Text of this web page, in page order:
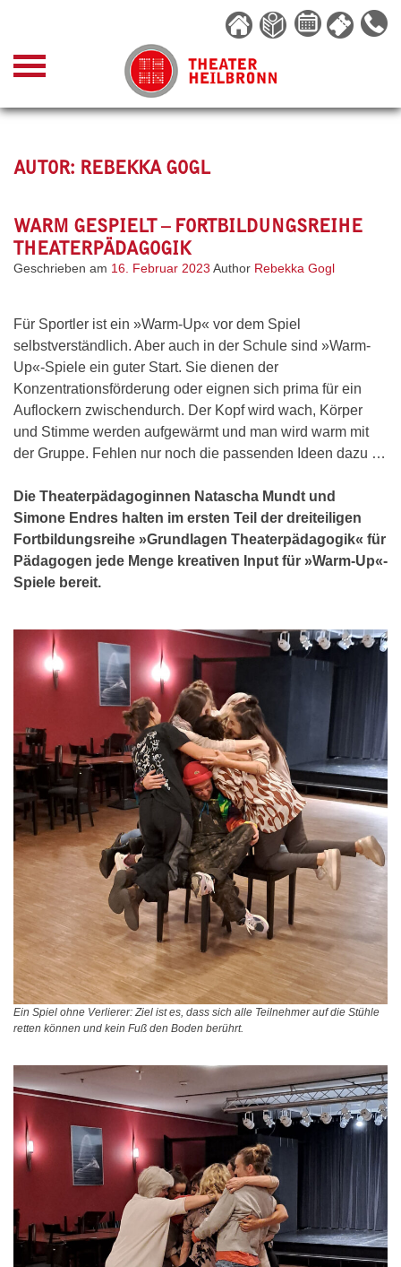
content
AUTOR: REBEKKA GOGL
WARM GESPIELT – FORTBILDUNGSREIHE
THEATERPÄDAGOGIK
Geschrieben am 16. Februar 2023 Author Rebekka Gogl
Für Sportler ist ein »Warm-Up« vor dem Spiel
selbstverständlich. Aber auch in der Schule sind »Warm-
Up«-Spiele ein guter Start. Sie dienen der
Konzentrationsförderung oder eignen sich prima für ein
Auflockern zwischendurch. Der Kopf wird wach, Körper
und Stimme werden aufgewärmt und man wird warm mit
der Gruppe. Fehlen nur noch die passenden Ideen dazu …
Die Theaterpädagoginnen Natascha Mundt und
Simone Endres halten im ersten Teil der dreiteiligen
Fortbildungsreihe »Grundlagen Theaterpädagogik« für
Pädagogen jede Menge kreativen Input für »Warm-Up«-
Spiele bereit.
Ein Spiel ohne Verlierer: Ziel ist es, dass sich alle Teilnehmer auf die Stühle
retten können und kein Fuß den Boden berührt.